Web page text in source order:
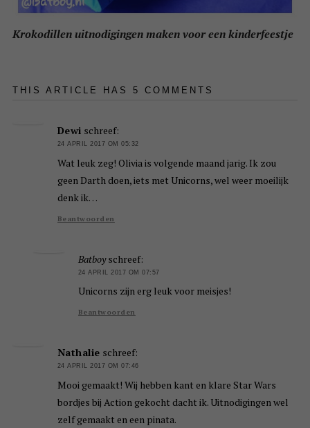
Krokodillen uitnodigingen maken voor een kinderfeestje
THIS ARTICLE HAS 5 COMMENTS
Dewi schreef:
24 APRIL 2017 OM 05:32
Wat leuk zeg! Olivia is volgende maand jarig. Ik zou
geen Darth doen, iets met Unicorns, wel weer moeilijk
denk ik…
Beantwoorden
Batboy schreef:
24 APRIL 2017 OM 07:57
Unicorns zijn erg leuk voor meisjes!
Beantwoorden
Nathalie schreef:
24 APRIL 2017 OM 07:46
Mooi gemaakt! Wij hebben kant en klare Star Wars
bordjes bij Action gekocht dacht ik. Uitnodigingen wel
zelf gemaakt en een pinata.